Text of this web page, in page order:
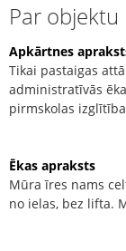
Par objektu
Apkārtnes
Tikai pastaigas
administratīvās
pirmskolas
Ēkas apraksts
Mūra īres nams
no ielas, bez lifta.